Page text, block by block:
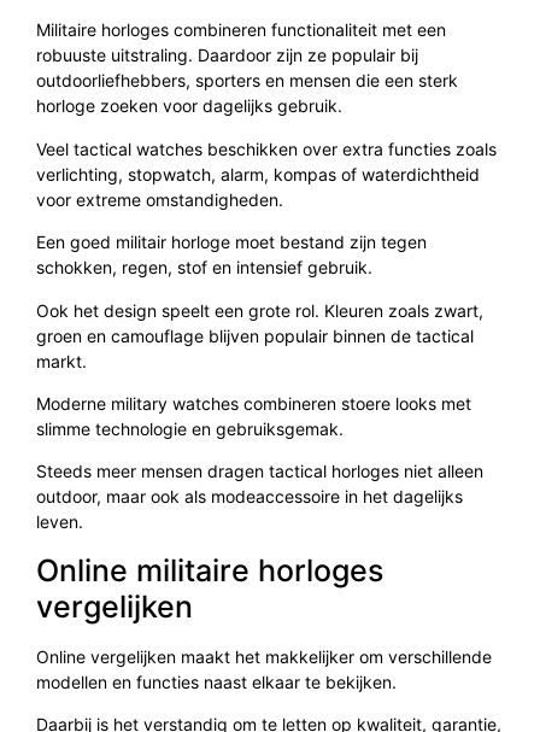
Militaire horloges combineren functionaliteit met een
robuuste uitstraling. Daardoor zijn ze populair bij
outdoorliefhebbers, sporters en mensen die een sterk
horloge zoeken voor dagelijks gebruik.
Veel tactical watches beschikken over extra functies zoals
verlichting, stopwatch, alarm, kompas of waterdichtheid
voor extreme omstandigheden.
Een goed militair horloge moet bestand zijn tegen
schokken, regen, stof en intensief gebruik.
Ook het design speelt een grote rol. Kleuren zoals zwart,
groen en camouflage blijven populair binnen de tactical
markt.
Moderne military watches combineren stoere looks met
slimme technologie en gebruiksgemak.
Steeds meer mensen dragen tactical horloges niet alleen
outdoor, maar ook als modeaccessoire in het dagelijks
leven.
Online militaire horloges
vergelijken
Online vergelijken maakt het makkelijker om verschillende
modellen en functies naast elkaar te bekijken.
Daarbij is het verstandig om te letten op kwaliteit, garantie,